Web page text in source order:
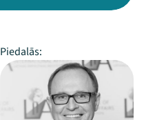
Piedalās: